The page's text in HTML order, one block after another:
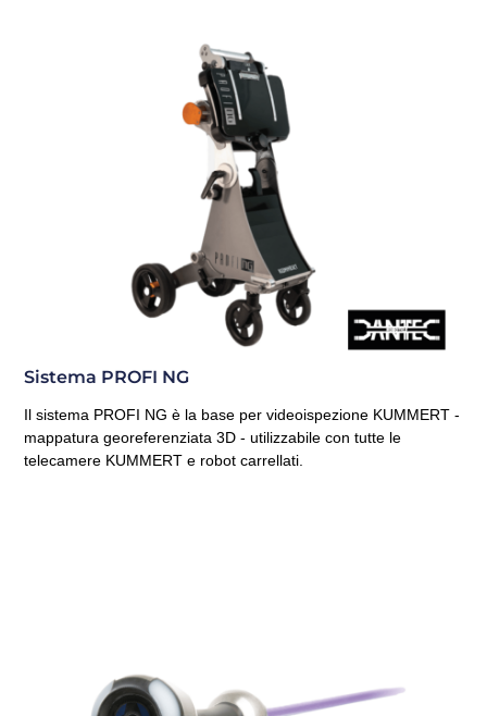
Sistema PROFI NG
Il sistema PROFI NG è la base per videoispezione KUMMERT -
mappatura georeferenziata 3D - utilizzabile con tutte le
telecamere KUMMERT e robot carrellati.